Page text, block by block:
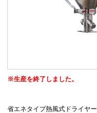
※生産を終了しました。
省エネタイプ熱風式ドライヤー